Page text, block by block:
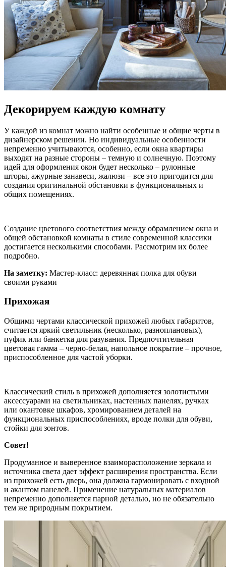
Декорируем каждую комнату
У каждой из комнат можно найти особенные и общие черты в
дизайнерском решении. Но индивидуальные особенности
непременно учитываются, особенно, если окна квартиры
выходят на разные стороны – темную и солнечную. Поэтому
идей для оформления окон будет несколько – рулонные
шторы, ажурные занавеси, жалюзи – все это пригодится для
создания оригинальной обстановки в функциональных и
общих помещениях.
Создание цветового соответствия между обрамлением окна и
общей обстановкой комнаты в стиле современной классики
достигается несколькими способами. Рассмотрим их более
подробно.
На заметку: Мастер-класс: деревянная полка для обуви
своими руками
Прихожая
Общими чертами классической прихожей любых габаритов,
считается яркий светильник (несколько, разноплановых),
пуфик или банкетка для разувания. Предпочтительная
цветовая гамма – черно-белая, напольное покрытие – прочное,
приспособленное для частой уборки.
Классический стиль в прихожей дополняется золотистыми
аксессуарами на светильниках, настенных панелях, ручках
или окантовке шкафов, хромированием деталей на
функциональных приспособлениях, вроде полки для обуви,
стойки для зонтов.
Совет!
Продуманное и выверенное взаиморасположение зеркала и
источника света дает эффект расширения пространства. Если
из прихожей есть дверь, она должна гармонировать с входной
и акантом панелей. Применение натуральных материалов
непременно дополняется парной деталью, но не обязательно
тем же природным покрытием.